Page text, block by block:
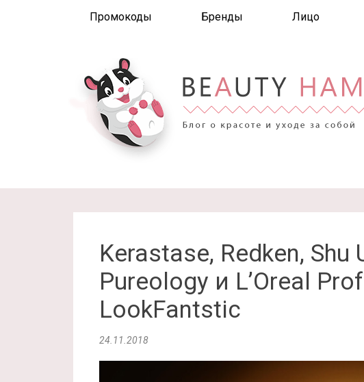
Промокоды Бренды Лицо
Kerastase, Redken, Shu
Pureology и L’Oreal
LookFantstic
24.11.2018